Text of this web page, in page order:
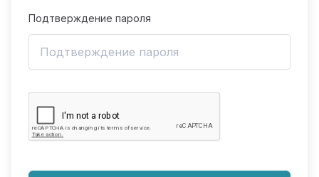
Подтверждение пароля